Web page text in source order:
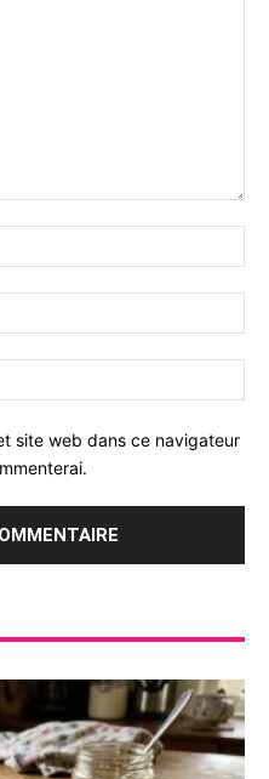
site web dans ce navigateur